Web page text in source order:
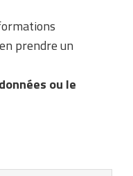
prendre un
ou le